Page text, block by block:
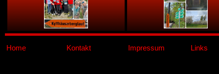
Home Kontakt Impressum Links